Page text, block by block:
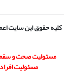
کلیه حقوق این سایت
مسئولیت صحت و سقم
مسئولیت